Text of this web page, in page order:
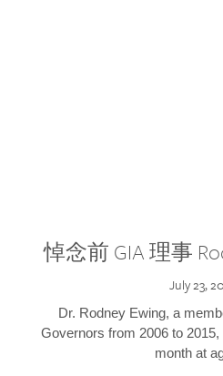
悼念前 GIA 理事
July 23,
Dr. Rodney Ewing, a
Governors from 2006 to
month at